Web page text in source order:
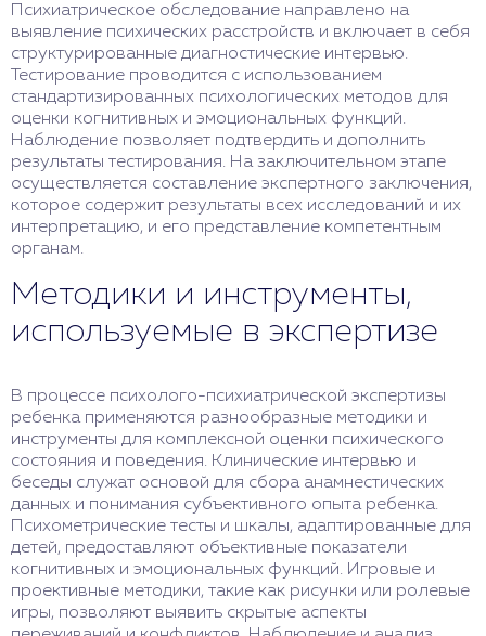
Психиатрическое обследование направлено на
выявление психических расстройств и включает в себя
структурированные диагностические интервью.
Тестирование проводится с использованием
стандартизированных психологических методов для
оценки когнитивных и эмоциональных функций.
Наблюдение позволяет подтвердить и дополнить
результаты тестирования. На заключительном этапе
осуществляется составление экспертного заключения,
которое содержит результаты всех исследований и их
интерпретацию, и его представление компетентным
органам.
Методики и инструменты,
используемые в экспертизе
В процессе психолого-психиатрической экспертизы
ребенка применяются разнообразные методики и
инструменты для комплексной оценки психического
состояния и поведения. Клинические интервью и
беседы служат основой для сбора анамнестических
данных и понимания субъективного опыта ребенка.
Психометрические тесты и шкалы, адаптированные для
детей, предоставляют объективные показатели
когнитивных и эмоциональных функций. Игровые и
проективные методики, такие как рисунки или ролевые
игры, позволяют выявить скрытые аспекты